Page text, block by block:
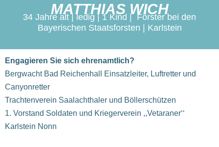
MATTHIAS WICH
34 Jahre alt | ledig | 1 Kind | Förster bei den
Bayerischen Staatsforsten | Karlstein
Engagieren Sie sich ehrenamtlich?
Bergwacht Bad Reichenhall Einsatzleiter, Luftretter und
Canyonretter
Trachtenverein Saalachthaler und Böllerschützen
1. Vorstand Soldaten und Kriegerverein ,,Vetaraner‘‘
Karlstein Nonn